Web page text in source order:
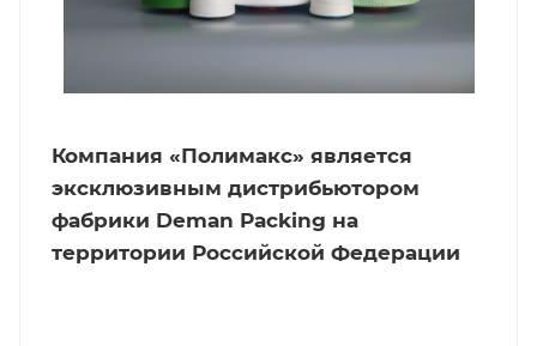
Компания «Полимакс» является
эксклюзивным дистрибьютором
фабрики Deman Packing на
территории Российской Федерации